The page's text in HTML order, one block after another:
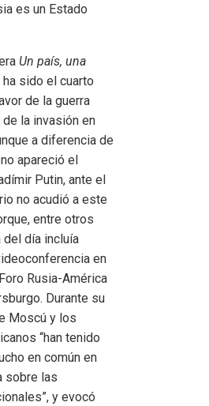
es un Estado
Un país, una
ha sido el cuarto
de la guerra
la invasión en
a diferencia de
apareció el
Putin, ante el
no acudió a este
entre otros
día incluía
en
Rusia-América
Durante su
Moscú y los
“han tenido
en común en
sobre las
y evocó